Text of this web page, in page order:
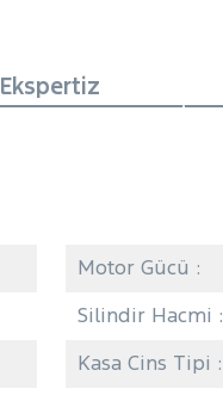
Ekspertiz
Motor Gücü :
Silindir Hacmi :
Kasa Cins Tipi :